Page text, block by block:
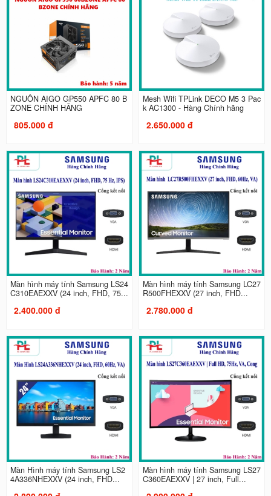
NGUỒN AIGO GP550 APFC 80 B
ZONE CHÍNH HÃNG
805.000 đ
Mesh Wifi TPLink DECO M5 3 Pac
k AC1300 - Hàng Chính hãng
2.650.000 đ
Màn hình máy tính Samsung LS24
C310EAEXXV (24 inch, FHD, 75...
2.400.000 đ
Màn hình máy tính Samsung LC27
R500FHEXXV (27 inch, FHD...
2.780.000 đ
Màn Hình máy tính Samsung LS2
4A336NHEXXV (24 inch, FHD...
Màn hình máy tính Samsung LS27
C360EAEXXV | 27 inch, Full...